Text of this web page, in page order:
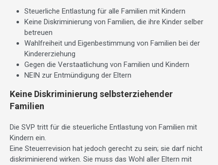
Steuerliche Entlastung für alle Familien mit Kindern
Keine Diskriminierung von Familien, die ihre Kinder selber
betreuen
Wahlfreiheit und Eigenbestimmung von Familien bei der
Kindererziehung
Gegen die Verstaatlichung von Familien und Kindern
NEIN zur Entmündigung der Eltern
Keine Diskriminierung selbsterziehender
Familien
Die SVP tritt für die steuerliche Entlastung von Familien mit
Kindern ein.
Eine Steuerrevision hat jedoch gerecht zu sein; sie darf nicht
diskriminierend wirken. Sie muss das Wohl aller Eltern mit